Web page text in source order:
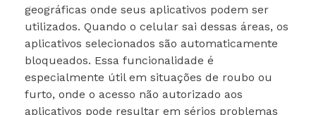
geográficas onde seus aplicativos podem ser
utilizados. Quando o celular sai dessas áreas, os
aplicativos selecionados são automaticamente
bloqueados. Essa funcionalidade é
especialmente útil em situações de roubo ou
furto, onde o acesso não autorizado aos
aplicativos pode resultar em sérios problemas